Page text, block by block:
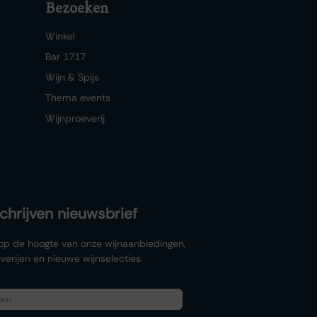
Bezoeken
Winkel
Bar 1717
Wijn & Spijs
Thema events
Wijnproeverij
nieuwsbrief
de hoogte van onze wijnaanbiedingen,
en nieuwe wijnselecties.